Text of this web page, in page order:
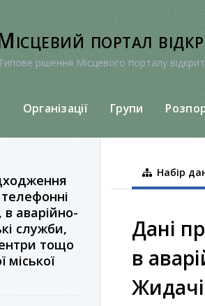
портал
рішення Місцевого порталу
Організації Групи
в аварійно-
служби,
тощо
міської
Набір
Дані
в